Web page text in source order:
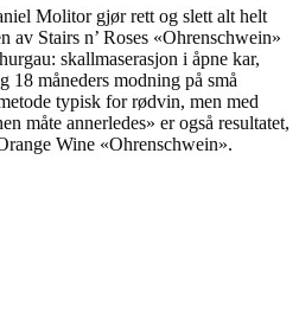
Molitor gjør rett og slett alt helt
av Stairs n’ Roses «Ohrenschwein»
skallmaserasjon i åpne kar,
måneders modning på små
typisk for rødvin, men med
måte annerledes» er også resultatet,
Wine «Ohrenschwein».